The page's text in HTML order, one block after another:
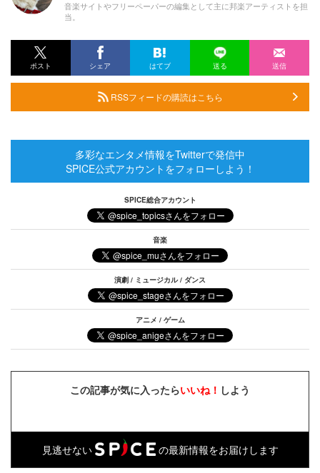
音楽サイトやフリーペーパーの編集として主に邦楽アーティストを担
当。
ポスト シェア はてブ 送る 送信
RSSフィードの購読はこちら
多彩なエンタメ情報をTwitterで発信中
SPICE公式アカウントをフォローしよう！
SPICE総合アカウント
音楽
演劇 / ミュージカル / ダンス
アニメ / ゲーム
この記事が気に入ったらいいね！ しよう
見逃せない の最新情報をお届けします